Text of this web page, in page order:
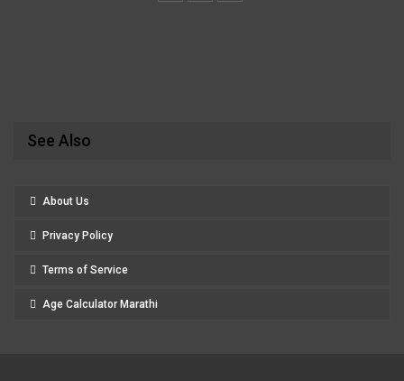
See Also
About Us
Privacy Policy
Terms of Service
Age Calculator Marathi